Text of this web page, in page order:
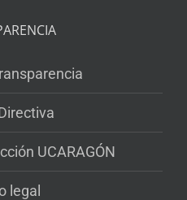
UCARAGÓN
legal